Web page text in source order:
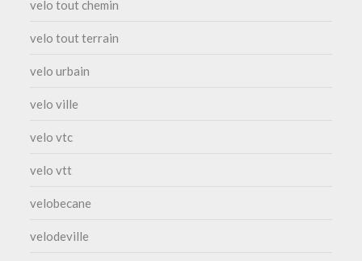
velo tout chemin
velo tout terrain
velo urbain
velo ville
velo vtc
velo vtt
velobecane
velodeville